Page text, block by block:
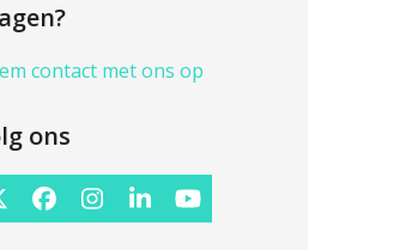
contact met ons op
ons
Facebook
Instagram
LinkedInYouTube